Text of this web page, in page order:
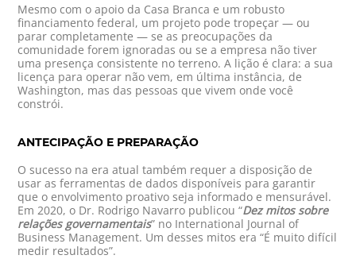
Mesmo com o apoio da Casa Branca e um robusto
financiamento federal, um projeto pode tropeçar — ou
parar completamente — se as preocupações da
comunidade forem ignoradas ou se a empresa não tiver
uma presença consistente no terreno. A lição é clara: a sua
licença para operar não vem, em última instância, de
Washington, mas das pessoas que vivem onde você
constrói.
ANTECIPAÇÃO E PREPARAÇÃO
O sucesso na era atual também requer a disposição de
usar as ferramentas de dados disponíveis para garantir
que o envolvimento proativo seja informado e mensurável.
Em 2020, o Dr. Rodrigo Navarro publicou “Dez mitos sobre
relações governamentais” no International Journal of
Business Management. Um desses mitos era “É muito difícil
medir resultados”.